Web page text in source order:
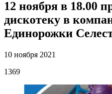
12 ноября в 18.00
дискотеку в
Единорожки
10 ноября 2021
1369